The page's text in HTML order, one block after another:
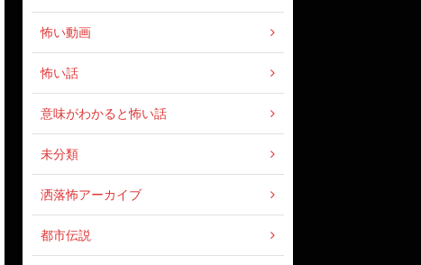
怖い動画
怖い話
意味がわかると怖い話
未分類
洒落怖アーカイブ
都市伝説